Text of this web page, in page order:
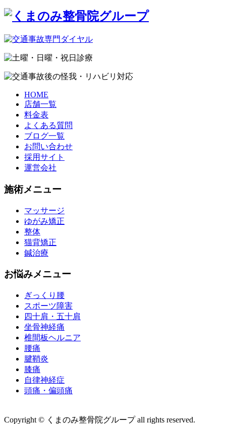
HOME
店舗一覧
料金表
よくある質問
ブログ一覧
お問い合わせ
採用サイト
運営会社
施術メニュー
マッサージ
ゆがみ矯正
整体
猫背矯正
鍼治療
お悩みメニュー
ぎっくり腰
スポーツ障害
四十肩・五十肩
坐骨神経痛
椎間板ヘルニア
腰痛
腱鞘炎
膝痛
自律神経症
頭痛・偏頭痛
Copyright © くまのみ整骨院グループ all rights reserved.